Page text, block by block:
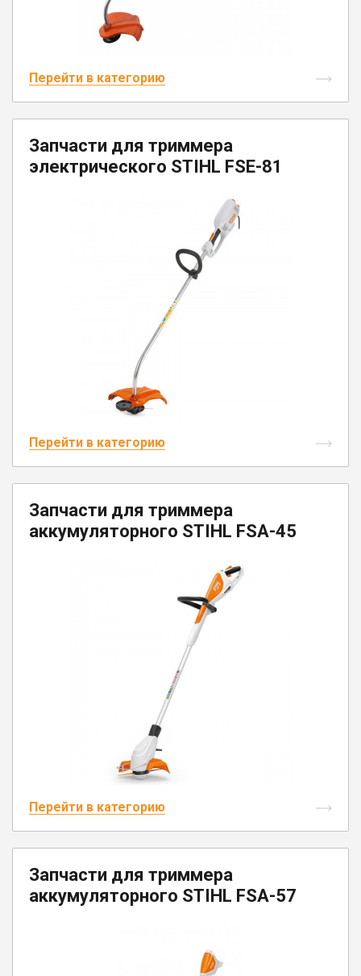
Перейти в категорию
Запчасти для триммера
электрического STIHL FSE-81
Перейти в категорию
Запчасти для триммера
аккумуляторного STIHL FSA-45
Перейти в категорию
Запчасти для триммера
аккумуляторного STIHL FSA-57